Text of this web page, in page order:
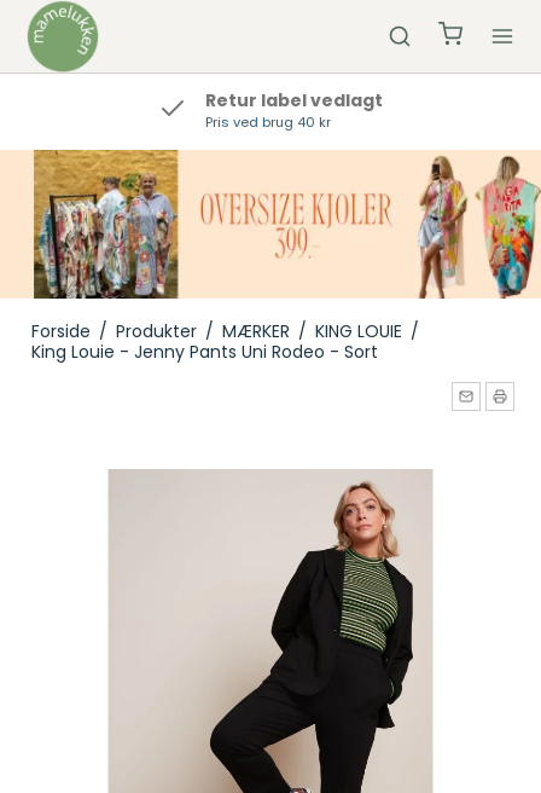
Retur label vedlagt
Pris ved brug 40 kr
Forside / Produkter / MÆRKER / KING LOUIE /
King Louie - Jenny Pants Uni Rodeo - Sort